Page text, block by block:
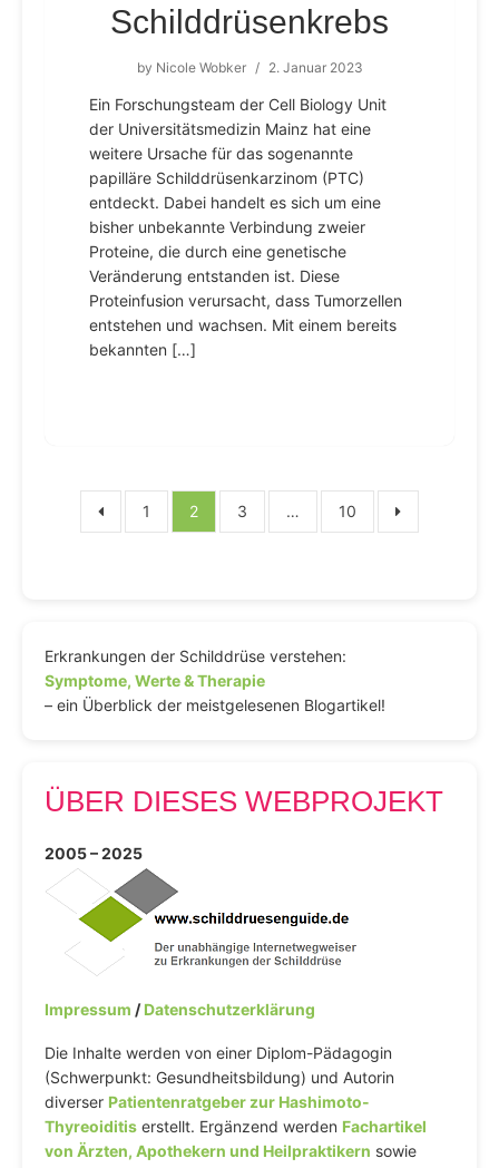
Schilddrüsenkrebs
by Nicole Wobker / 2. Januar 2023
Ein Forschungsteam der Cell Biology Unit
der Universitätsmedizin Mainz hat eine
weitere Ursache für das sogenannte
papilläre Schilddrüsenkarzinom (PTC)
entdeckt. Dabei handelt es sich um eine
bisher unbekannte Verbindung zweier
Proteine, die durch eine genetische
Veränderung entstanden ist. Diese
Proteinfusion verursacht, dass Tumorzellen
entstehen und wachsen. Mit einem bereits
bekannten […]
Seitennummerierung
der
1 2 3 … 10
Erkrankungen der Schilddrüse verstehen:
Symptome, Werte & Therapie
– ein Überblick der meistgelesenen Blogartikel!
ÜBER DIESES WEBPROJEKT
2005 – 2025
Impressum /Datenschutzerklärung
Die Inhalte werden von einer Diplom-Pädagogin
(Schwerpunkt: Gesundheitsbildung) und Autorin
diverser Patientenratgeber zur Hashimoto-
Thyreoiditis erstellt. Ergänzend werden Fachartikel
von Ärzten, Apothekern und Heilpraktikern sowie